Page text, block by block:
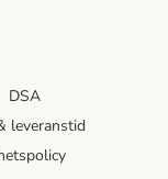
DSA
leveranstid